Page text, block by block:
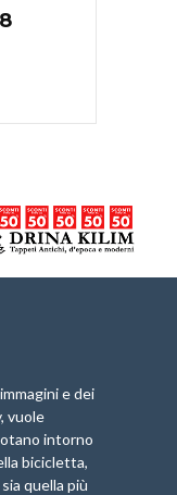
e dei
vuole
intorno
bicicletta,
quella più